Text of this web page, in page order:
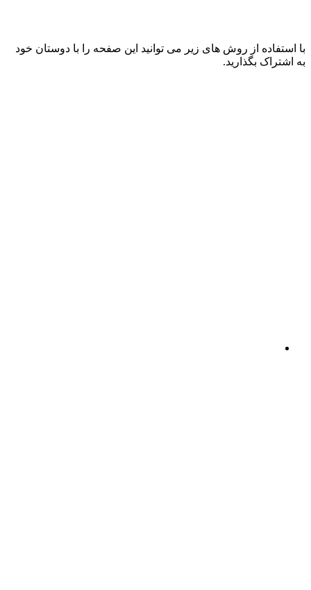
با استفاده از روش های زیر می توانید این صفحه را با دوستان خود
به اشتراک بگذارید.